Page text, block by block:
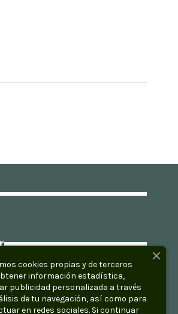
en cualquier momento.
nuestra información de
legal.
cookies propias y de terceros
información estadística,
publicidad personalizada a través
de tu navegación, así como para
en redes sociales. Si continuar